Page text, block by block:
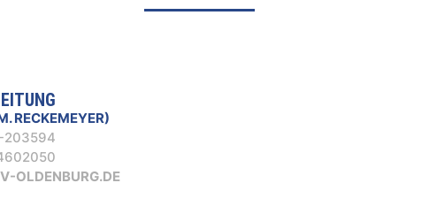
RECKEMEYER)
203594
OLDENBURG.DE